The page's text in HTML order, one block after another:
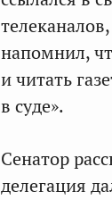
напомнил,
и читать
в суде».
Сенатор
делегация